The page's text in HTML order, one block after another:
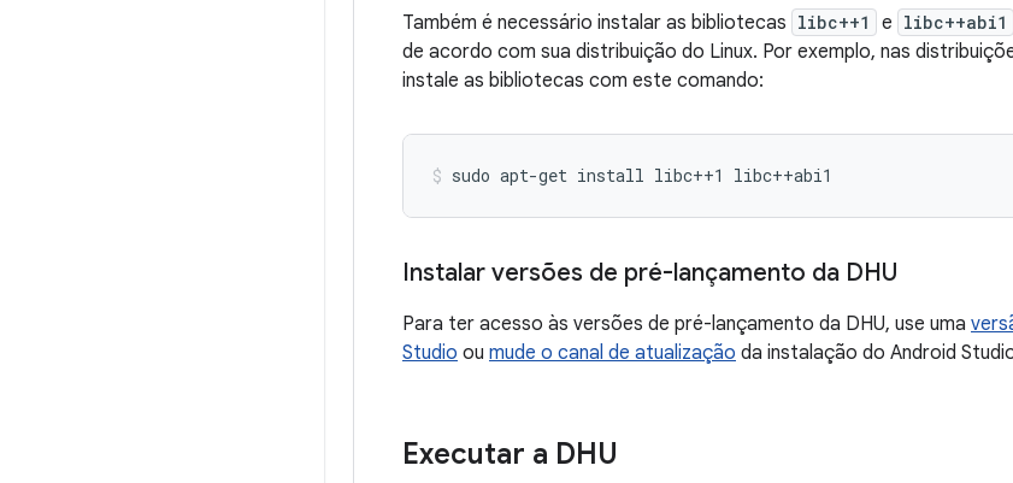
Também é necessário instalar as bibliotecas libc++1 e libc++abi1
de acordo com sua distribuição do Linux. Por exemplo, nas
instale as bibliotecas com este comando:
sudo apt-get install libc++1 libc++abi1
Instalar versões de pré-lançamento da DHU
Para ter acesso às versões de pré-lançamento da DHU, use uma
Studio ou mude o canal de atualização da instalação do Android
Executar a DHU